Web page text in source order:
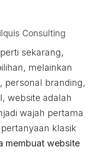
Consulting
sekarang,
melainkan
personal branding,
website adalah
wajah pertama
klasik
membuat website